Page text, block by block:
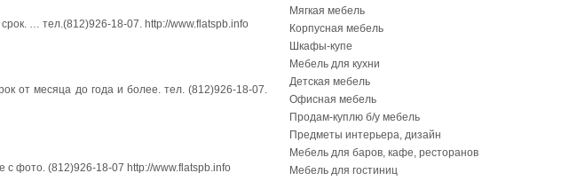
… тел.(812)926-18-07. http://www.flatspb.info
от месяца до года и более. тел. (812)926-18-07.
с фото. (812)926-18-07 http://www.flatspb.info
Мягкая мебель
Корпусная мебель
Шкафы-купе
Мебель для кухни
Детская мебель
Офисная мебель
Продам-куплю б/у мебель
Предметы интерьера, дизайн
Мебель для баров, кафе, ресторанов
Мебель для гостиниц